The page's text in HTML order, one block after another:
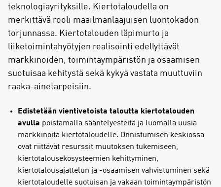
teknologiayrityksille. Kiertotaloudella on
merkittävä rooli maailmanlaajuisen luontokadon
torjunnassa. Kiertotalouden läpimurto ja
liiketoimintahyötyjen realisointi edellyttävät
markkinoiden, toimintaympäristön ja osaamisen
suotuisaa kehitystä sekä kykyä vastata muuttuviin
raaka-ainetarpeisiin.
Edistetään vientivetoista taloutta kiertotalouden
avulla poistamalla sääntelyesteitä ja luomalla uusia
markkinoita kiertotaloudelle. Onnistumisen keskiössä
ovat riittävät resurssit muutoksen tukemiseen,
kiertotalousekosysteemien kehittyminen,
kiertotalousajattelun ja -osaamisen vahvistuminen sekä
kiertotaloudelle suotuisan ja vakaan toimintaympäristön